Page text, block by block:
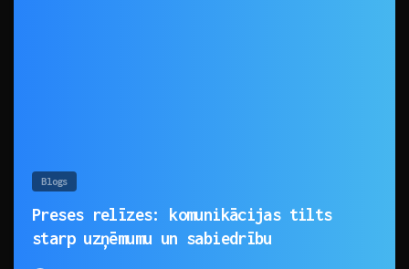
Blogs
Preses relīzes: komunikācijas tilts
starp uzņēmumu un sabiedrību